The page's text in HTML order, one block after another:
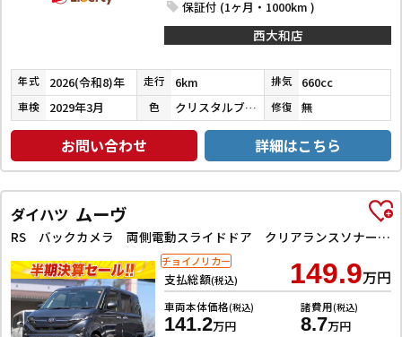
保証付 (1ヶ月・1000km )
西大和店
年式 2026(令和8)年 走行 6km 排気 660cc
車検 2029年3月 色 クリスタルブラックパール 修復 無
お問い合わせ 詳細はこちら
ダイハツ ムーヴ
RS バックカメラ 両側電動スライドドア クリアランスソナー オートクルーズコントロール 衝突被害軽減システム オートライト スマートキー アイドリングストップ 電動格納ミラー ベンチシート CVT ABS
支払総額(税込) 149.9万円
車両本体価格(税込)
141.2万円
諸費用(税込)
8.7万円
チョイノリカー